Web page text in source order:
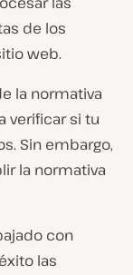
de los
web.
la normativa
verificar si tu
Sin embargo,
la normativa
con
las